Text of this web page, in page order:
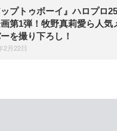
ップトゥボーイ』ハロプロ
第1弾！牧野真莉愛ら人気
を撮り下ろし！
2月22日